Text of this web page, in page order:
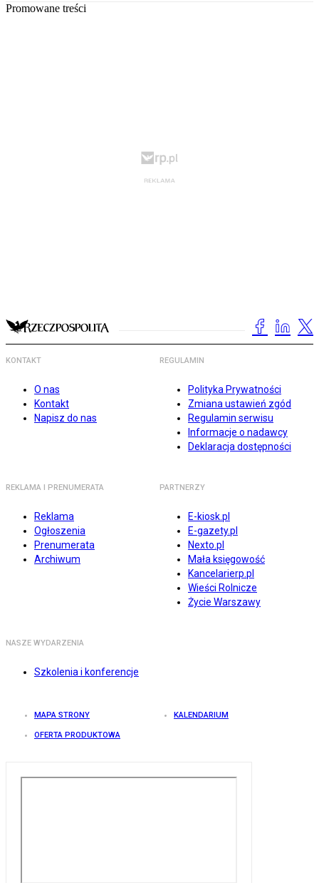
Promowane treści
KONTAKT
O nas
Kontakt
Napisz do nas
REGULAMIN
Polityka Prywatności
Zmiana ustawień zgód
Regulamin serwisu
Informacje o nadawcy
Deklaracja dostępności
REKLAMA I PRENUMERATA
Reklama
Ogłoszenia
Prenumerata
Archiwum
PARTNERZY
E-kiosk.pl
E-gazety.pl
Nexto.pl
Mała księgowość
Kancelarierp.pl
Wieści Rolnicze
Życie Warszawy
NASZE WYDARZENIA
Szkolenia i konferencje
MAPA STRONY KALENDARIUM
OFERTA PRODUKTOWA